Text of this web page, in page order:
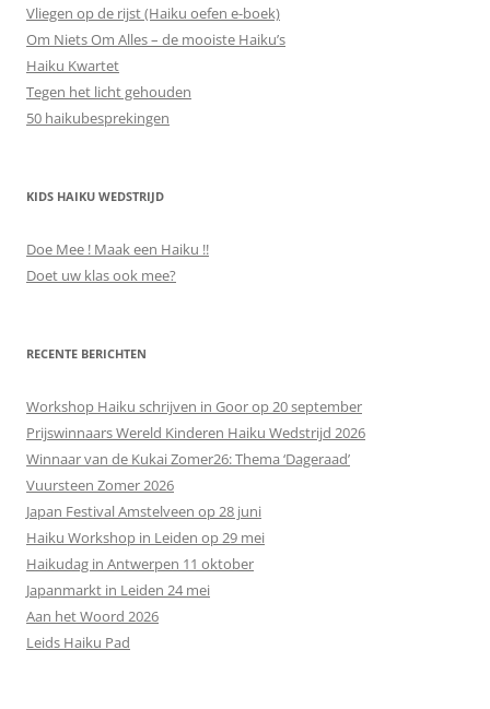
Vliegen op de rijst (Haiku oefen e-boek)
Om Niets Om Alles – de mooiste Haiku’s
Haiku Kwartet
Tegen het licht gehouden
50 haikubesprekingen
KIDS HAIKU WEDSTRIJD
Doe Mee ! Maak een Haiku !!
Doet uw klas ook mee?
RECENTE BERICHTEN
Workshop Haiku schrijven in Goor op 20 september
Prijswinnaars Wereld Kinderen Haiku Wedstrijd 2026
Winnaar van de Kukai Zomer26: Thema ‘Dageraad’
Vuursteen Zomer 2026
Japan Festival Amstelveen op 28 juni
Haiku Workshop in Leiden op 29 mei
Haikudag in Antwerpen 11 oktober
Japanmarkt in Leiden 24 mei
Aan het Woord 2026
Leids Haiku Pad